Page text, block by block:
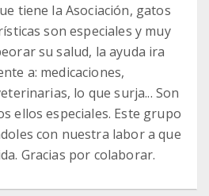
tiene la Asociación, gatos
son especiales y muy
su salud, la ayuda ira
a: medicaciones,
lo que surja... Son
ellos especiales. Este grupo
con nuestra labor a que
Gracias por colaborar.